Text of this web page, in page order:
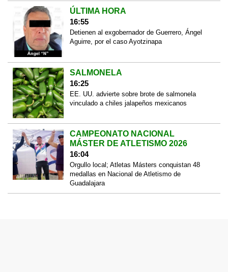
ÚLTIMA HORA
16:55
Detienen al exgobernador de Guerrero, Ángel
Aguirre, por el caso Ayotzinapa
SALMONELA
16:25
EE. UU. advierte sobre brote de salmonela
vinculado a chiles jalapeños mexicanos
CAMPEONATO NACIONAL
MÁSTER DE ATLETISMO 2026
16:04
Orgullo local; Atletas Másters conquistan 48
medallas en Nacional de Atletismo de
Guadalajara